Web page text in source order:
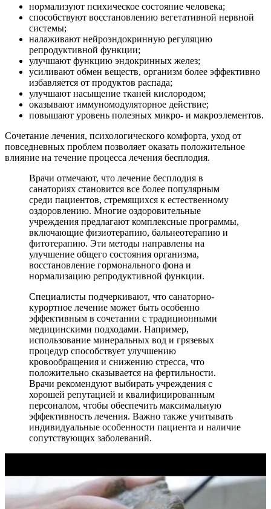
нормализуют психическое состояние человека;
способствуют восстановлению вегетативной нервной
системы;
налаживают нейроэндокринную регуляцию
репродуктивной функции;
улучшают функцию эндокринных желез;
усиливают обмен веществ, организм более эффективно
избавляется от продуктов распада;
улучшают насыщение тканей кислородом;
оказывают иммуномодуляторное действие;
повышают уровень полезных микро- и макроэлементов.
Сочетание лечения, психологического комфорта, уход от
повседневных проблем позволяет оказать положительное
влияние на течение процесса лечения бесплодия.
Врачи отмечают, что лечение бесплодия в
санаториях становится все более популярным
среди пациентов, стремящихся к естественному
оздоровлению. Многие оздоровительные
учреждения предлагают комплексные программы,
включающие физиотерапию, бальнеотерапию и
фитотерапию. Эти методы направлены на
улучшение общего состояния организма,
восстановление гормонального фона и
нормализацию репродуктивной функции.
Специалисты подчеркивают, что санаторно-
курортное лечение может быть особенно
эффективным в сочетании с традиционными
медицинскими подходами. Например,
использование минеральных вод и грязевых
процедур способствует улучшению
кровообращения и снижению стресса, что
положительно сказывается на фертильности.
Врачи рекомендуют выбирать учреждения с
хорошей репутацией и квалифицированным
персоналом, чтобы обеспечить максимальную
эффективность лечения. Важно также учитывать
индивидуальные особенности пациента и наличие
сопутствующих заболеваний.